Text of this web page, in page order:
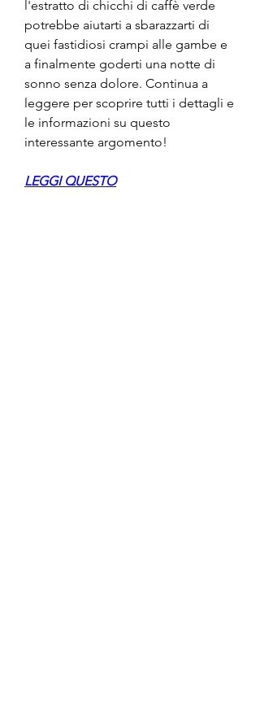
l'estratto di chicchi di caffè verde
potrebbe aiutarti a sbarazzarti di
quei fastidiosi crampi alle gambe e
a finalmente goderti una notte di
sonno senza dolore. Continua a
leggere per scoprire tutti i dettagli e
le informazioni su questo
interessante argomento!
LEGGI QUESTO